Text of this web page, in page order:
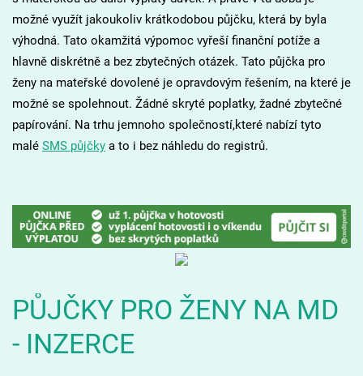
možné využít jakoukoliv krátkodobou půjčku, která by byla
výhodná. Tato okamžitá výpomoc vyřeší finanční potíže a
hlavně diskrétně a bez zbytečných otázek. Tato půjčka pro
ženy na mateřské dovolené je opravdovým řešením, na které je
možné se spolehnout. Žádné skryté poplatky, žadné zbytečné
papírování. Na trhu jemnoho společností,které nabízí tyto
malé SMS půjčkya to i bez náhledu do registrů.
PŮJČKY PRO ŽENY NA MD
- INZERCE